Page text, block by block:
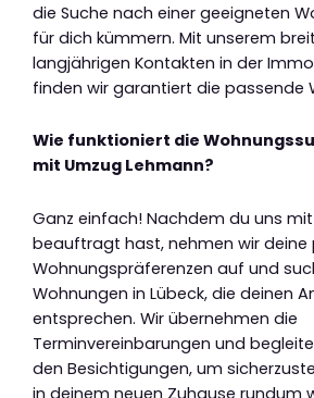
die Suche nach einer geeigneten
für dich kümmern. Mit unserem
langjährigen Kontakten in der
finden wir garantiert die passende
Wie funktioniert die
mit Umzug Lehmann?
Ganz einfach! Nachdem du uns
beauftragt hast, nehmen wir deine
Wohnungspräferenzen auf und
Wohnungen in Lübeck, die deinen
entsprechen. Wir übernehmen die
Terminvereinbarungen und
den Besichtigungen, um
in deinem neuen Zuhause rundum